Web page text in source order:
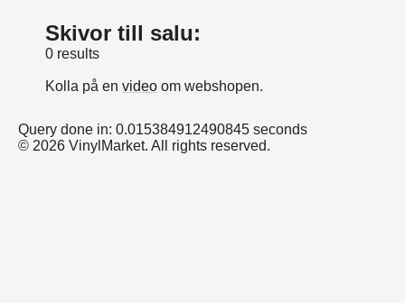
Skivor till salu:
0 results
Kolla på en video om webshopen.
Query done in: 0.015384912490845 seconds
© 2026 VinylMarket. All rights reserved.